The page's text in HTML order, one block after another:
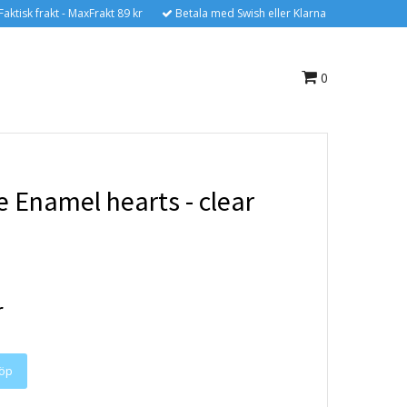
frakt - MaxFrakt 89 kr Betala med Swish eller Klarna
0
Enamel hearts - clear